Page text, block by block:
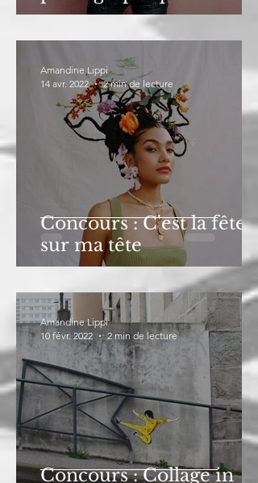
Concours : C'est la fête
sur ma tête
Amandine Lippi
14 avr. 2022
2 min de lecture
Concours : Collage in
Amandine Lippi
10 févr. 2022
2 min de lecture